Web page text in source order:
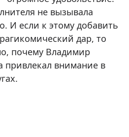
не вызывала
И если к этому добавить
дар, то
почему Владимир
привлекал внимание в